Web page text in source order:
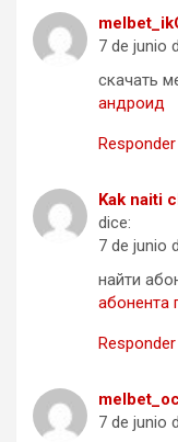
7 de junio
скачать
андроид
Responder
Kak naiti
dice:
7 de junio
найти
абонента
Responder
7 de junio